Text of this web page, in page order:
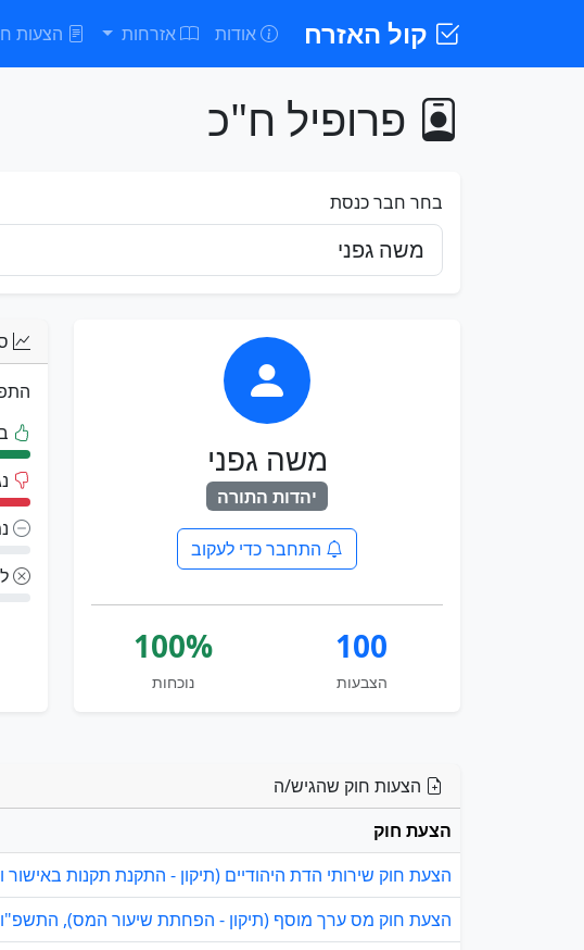
קול האזרח אודות אזרחות הצעות
פרופיל ח"כ
בחר חבר כנסת
משה גפני
יהדות התורה
התחבר כדי לעקוב
100
הצבעות
100%
נוכחות
הצעות חוק שהגיש/ה
הצעת חוק
הצעת חוק שירותי הדת היהודיים (תיקון - התקנת תקנות באישור
הצעת חוק מס ערך מוסף (תיקון - הפחתת שיעור המס), התשפ"ו-